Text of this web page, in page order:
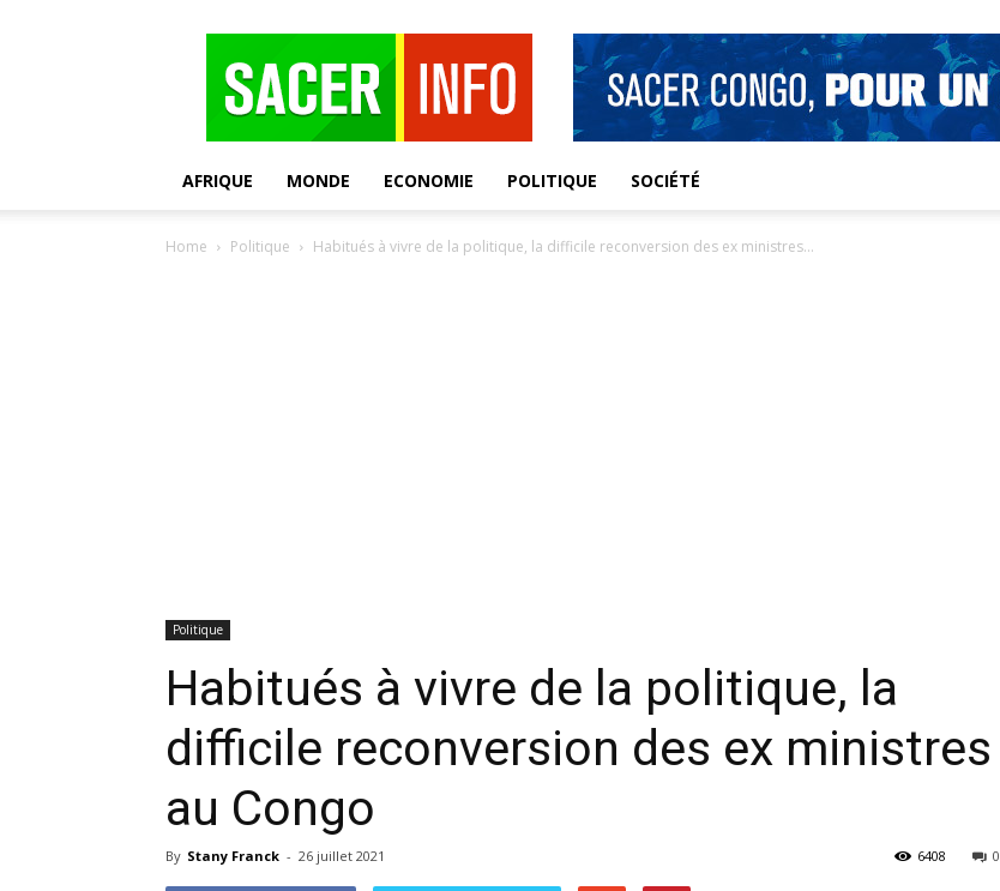
AFRIQUE MONDE ECONOMIE POLITIQUE SOCIÉTÉ
Home Politique Habitués à vivre de la politique, la difficile reconversion des ex ministres...
Politique
Habitués à vivre de la politique, la
difficile reconversion des ex ministres
au Congo
By Stany Franck - 26 juillet 2021 0
6408